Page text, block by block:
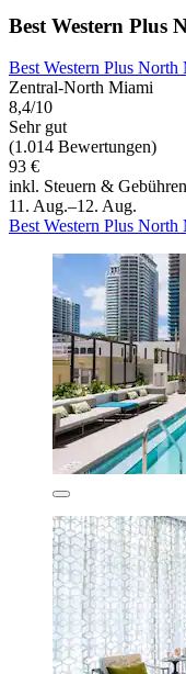
Best Western
Best Western Plus
Zentral-North Miami
8,4/10
Sehr gut
(1.014 Bewertungen)
93 €
inkl. Steuern & Gebühren
11. Aug.–12. Aug.
Best Western Plus